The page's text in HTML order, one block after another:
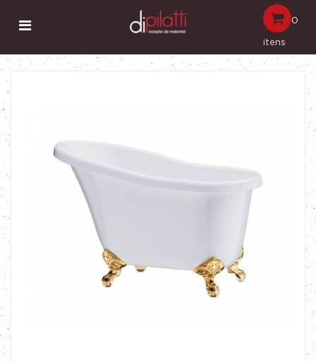
0
itens